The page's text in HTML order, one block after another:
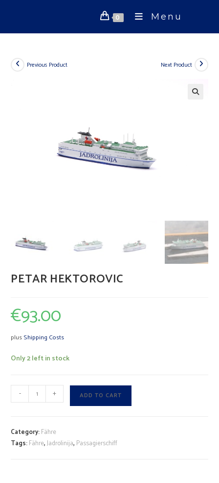
0 Menu
Previous Product Next Product
PETAR HEKTOROVIC
€93.00
plusShipping Costs
Only 2 left in stock
PETAR
HEKTOROVIC
- + ADD TO CART
Category:Fähre
Tags:Fähre,Jadrolinija, Passagierschiff